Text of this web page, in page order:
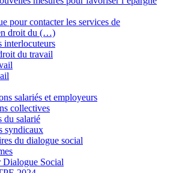
pour contacter les services de
droit du (…)
interlocuteurs
du travail
salariés et employeurs
collectives
du salarié
syndicaux
du dialogue social
Dialogue Social